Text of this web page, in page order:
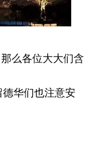
么各位大大们含
华们也注意安